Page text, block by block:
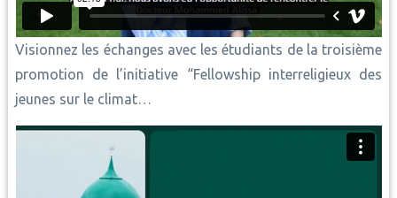
Visionnez les échanges avec les étudiants de la troisième
promotion de l’initiative “Fellowship interreligieux des
jeunes sur le climat…